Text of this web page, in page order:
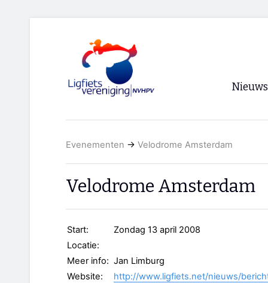
Nieuws
Evenementen → Velodrome Amsterdam
Velodrome Amsterdam
Start:
Zondag 13 april 2008
Locatie:
Meer info: Jan Limburg
Website:
http://www.ligfiets.net/nieuws/